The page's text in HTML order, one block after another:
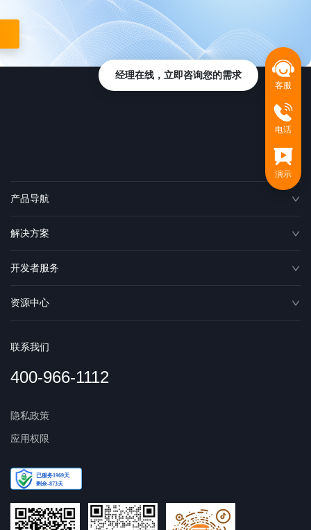
产品导航
解决方案
开发者服务
资源中心
联系我们
400-966-1112
隐私政策
应用权限
客服
电话
演示
经理在线，立即咨询您的需求